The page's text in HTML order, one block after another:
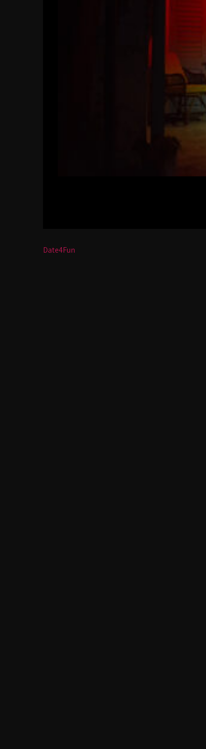
Bericht
Date4Fun